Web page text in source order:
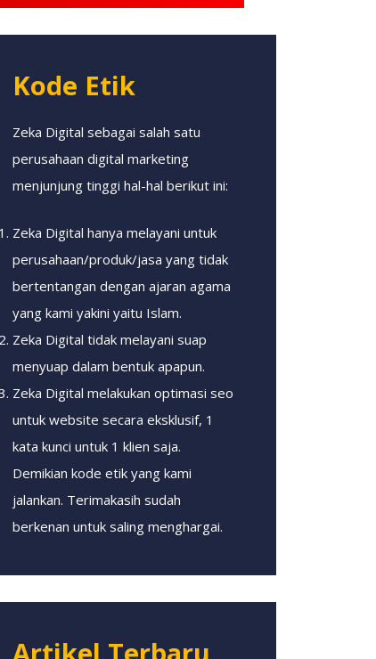
Kode Etik
Zeka Digital sebagai salah satu
perusahaan digital marketing
menjunjung tinggi hal-hal berikut ini:
Zeka Digital hanya melayani untuk
perusahaan/produk/jasa yang tidak
bertentangan dengan ajaran agama
yang kami yakini yaitu Islam.
Zeka Digital tidak melayani suap
menyuap dalam bentuk apapun.
Zeka Digital melakukan optimasi seo
untuk website secara eksklusif, 1
kata kunci untuk 1 klien saja.
Demikian kode etik yang kami
jalankan. Terimakasih sudah
berkenan untuk saling menghargai.
Artikel Terbaru